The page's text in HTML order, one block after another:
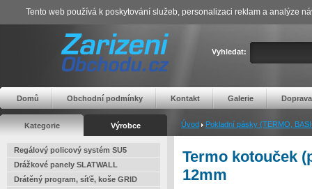
Vyhledat:
Domů Obchodní podmínky Kontakt Galerie Doprava
Kategorie Výrobce Úvod Pokladní pásky (TERMO,
Regálový policový systém SU5
Drážkové panely SLATWALL
Drátěný program, síťě, koše GRID
Termo kotouček
12mm
Tento web používá k poskytování služeb, personalizaci reklam a analýze